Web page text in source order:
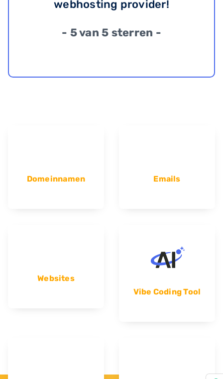
webhosting provider!
- 5 van 5 sterren -
Domeinnamen Emails
Websites
Vibe Coding Tool